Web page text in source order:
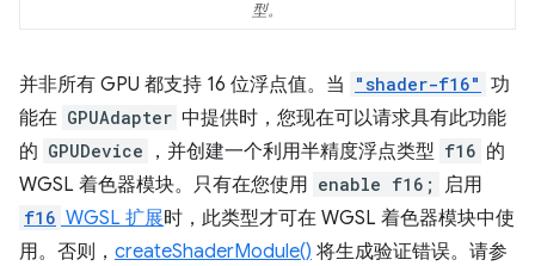
型。
并非所有 GPU 都支持 16 位浮点值。当 "shader-f16" 功
能在 GPUAdapter 中提供时，您现在可以请求具有此功能
的 GPUDevice ，并创建一个利用半精度浮点类型 f16 的
WGSL 着色器模块。只有在您使用 enable f16; 启用
f16 WGSL 扩展时，此类型才可在 WGSL 着色器模块中使
用。否则， createShaderModule() 将生成验证错误。请参